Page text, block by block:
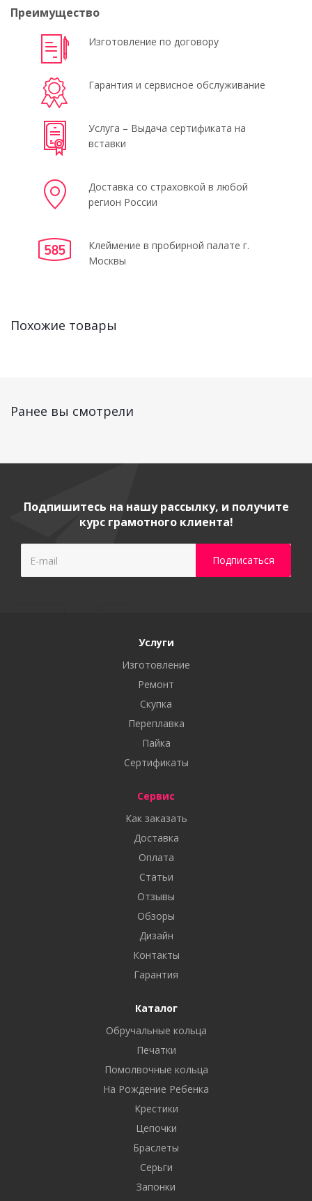
Преимущество
Изготовление по договору
Гарантия и сервисное обслуживание
Услуга – Выдача сертификата на
вставки
Доставка со страховкой в любой
регион России
Клеймение в пробирной палате г.
Москвы
Похожие товары
Ранее вы смотрели
Подпишитесь на нашу рассылку, и получите
курс грамотного клиента!
Услуги
Изготовление
Ремонт
Скупка
Переплавка
Пайка
Сертификаты
Сервис
Как заказать
Доставка
Оплата
Статьи
Отзывы
Обзоры
Дизайн
Контакты
Гарантия
Каталог
Обручальные кольца
Печатки
Помолвочные кольца
На Рождение Ребенка
Крестики
Цепочки
Браслеты
Серьги
Запонки